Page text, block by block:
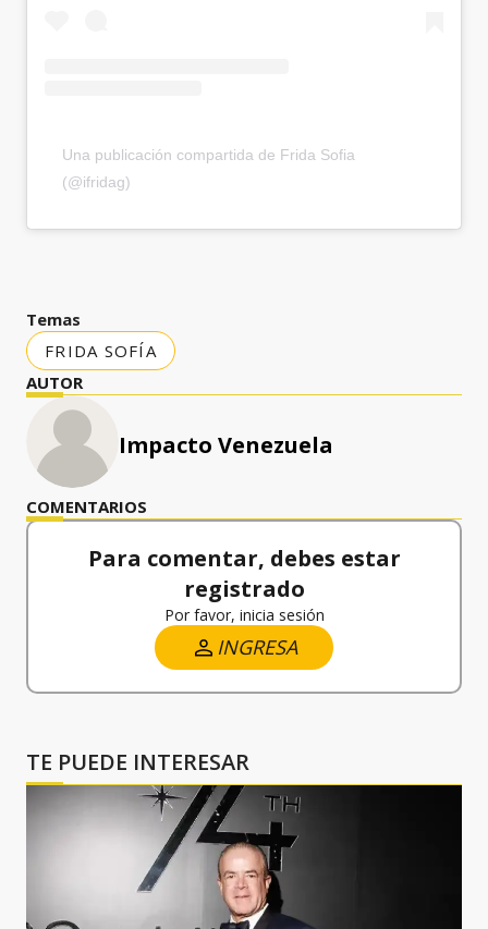
Una publicación compartida de Frida Sofia
(@ifridag)
Temas
FRIDA SOFÍA
AUTOR
Impacto Venezuela
COMENTARIOS
Para comentar, debes estar
registrado
Por favor, inicia sesión
INGRESA
TE PUEDE INTERESAR